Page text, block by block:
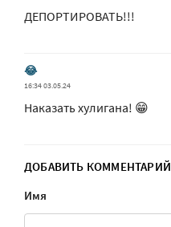
ДЕПОРТИРОВАТЬ!!!
😂
16:34 03.05.24
Наказать хулигана! 😁
ДОБАВИТЬ КОММЕНТАРИЙ
Имя